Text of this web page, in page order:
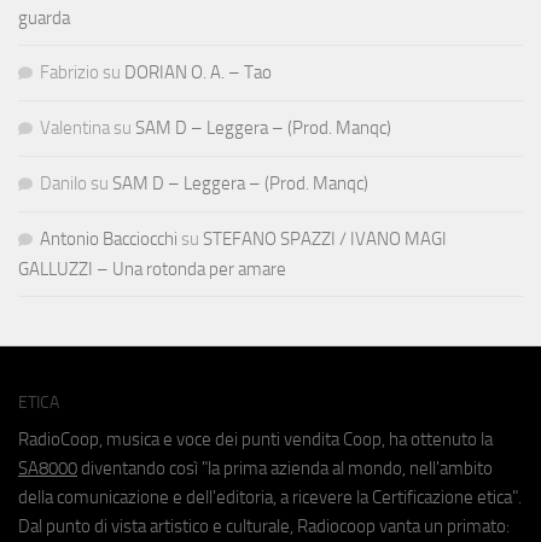
guarda
Fabrizio su DORIAN O. A. – Tao
Valentina su SAM D – Leggera – (Prod. Manqc)
Danilo su SAM D – Leggera – (Prod. Manqc)
Antonio Bacciocchi su STEFANO SPAZZI / IVANO MAGI
GALLUZZI – Una rotonda per amare
ETICA
RadioCoop, musica e voce dei punti vendita Coop, ha ottenuto la
SA8000 diventando così "la prima azienda al mondo, nell'ambito
della comunicazione e dell'editoria, a ricevere la Certificazione etica".
Dal punto di vista artistico e culturale, Radiocoop vanta un primato: